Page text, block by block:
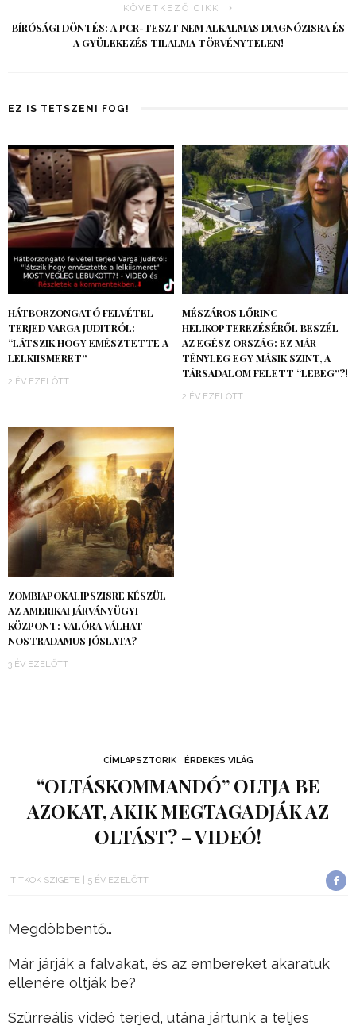
KÖVETKEZŐ CIKK
BÍRÓSÁGI DÖNTÉS: A PCR-TESZT NEM ALKALMAS DIAGNÓZISRA ÉS
A GYÜLEKEZÉS TILALMA TÖRVÉNYTELEN!
EZ IS TETSZENI FOG!
HÁTBORZONGATÓ FELVÉTEL
TERJED VARGA JUDITRÓL:
“LÁTSZIK HOGY EMÉSZTETTE A
LELKIISMERET”
2 ÉV EZELŐTT
MÉSZÁROS LŐRINC
HELIKOPTEREZÉSÉRŐL BESZÉL
AZ EGÉSZ ORSZÁG: EZ MÁR
TÉNYLEG EGY MÁSIK SZINT, A
TÁRSADALOM FELETT “LEBEG”?!
2 ÉV EZELŐTT
ZOMBIAPOKALIPSZISRE KÉSZÜL
AZ AMERIKAI JÁRVÁNYÜGYI
KÖZPONT: VALÓRA VÁLHAT
NOSTRADAMUS JÓSLATA?
3 ÉV EZELŐTT
CÍMLAPSZTORIK ÉRDEKES VILÁG
“OLTÁSKOMMANDÓ” OLTJA BE
AZOKAT, AKIK MEGTAGADJÁK AZ
OLTÁST? – VIDEÓ!
TITKOK SZIGETE 5 ÉV EZELŐTT
Megdöbbentő…
Már járják a falvakat, és az embereket akaratuk
ellenére oltják be?
Szürreális videó terjed, utána jártunk a teljes